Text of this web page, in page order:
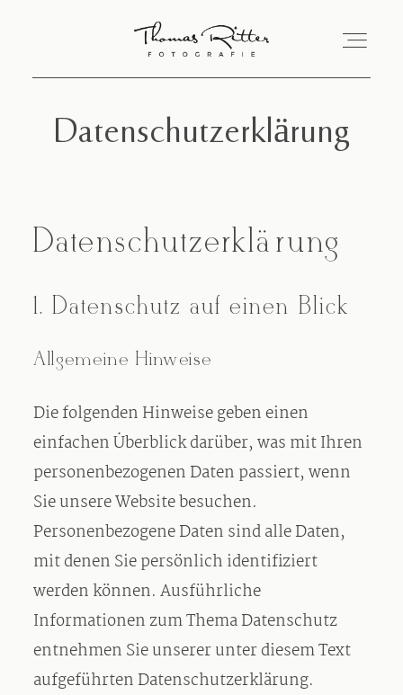
Startseite
Kontakt
Datenschutzerklärung
Datenschutzerklärung
1. Datenschutz auf einen Blick
Allgemeine Hinweise
Die folgenden Hinweise geben einen
einfachen Überblick darüber, was mit Ihren
personenbezogenen Daten passiert, wenn
Sie unsere Website besuchen.
Personenbezogene Daten sind alle Daten,
mit denen Sie persönlich identifiziert
werden können. Ausführliche
Informationen zum Thema Datenschutz
entnehmen Sie unserer unter diesem Text
aufgeführten Datenschutzerklärung.